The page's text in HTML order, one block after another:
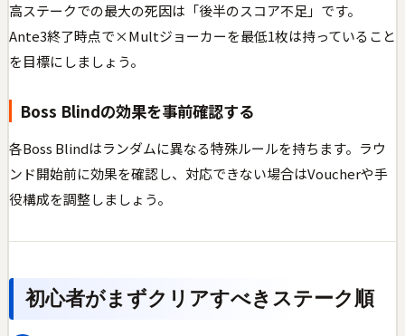
高ステークでの最大の死因は「後半のスコア不足」です。
Ante3終了時点で×Multジョーカーを最低1枚は持っていること
を目標にしましょう。
Boss Blindの効果を事前確認する
各Boss Blindはランダムに異なる特殊ルールを持ちます。ラウ
ンド開始前に効果を確認し、対応できない場合はVoucherや手
役構成を調整しましょう。
初心者がまずクリアすべきステーク順